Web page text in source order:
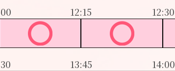
12:15 12:30
13:45 14:00